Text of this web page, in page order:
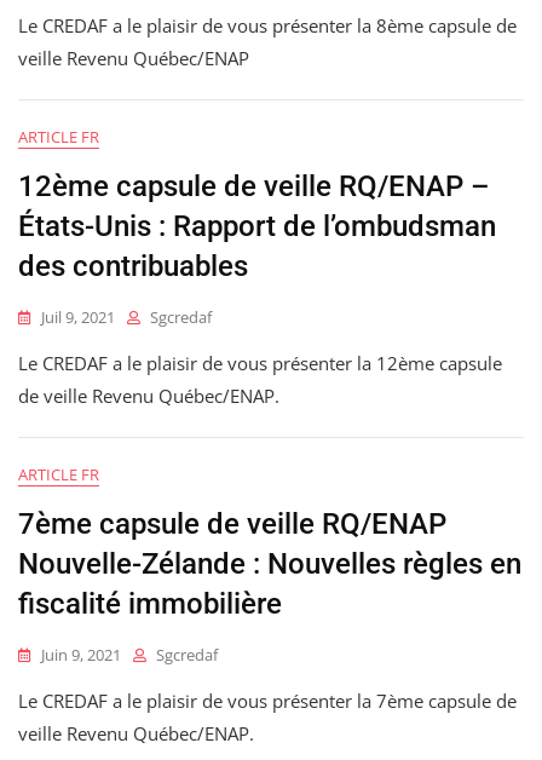
Le CREDAF a le plaisir de vous présenter la 8ème capsule de
veille Revenu Québec/ENAP
ARTICLE FR
12ème capsule de veille RQ/ENAP –
États-Unis : Rapport de l’ombudsman
des contribuables
Juil 9, 2021 Sgcredaf
Le CREDAF a le plaisir de vous présenter la 12ème capsule
de veille Revenu Québec/ENAP.
ARTICLE FR
7ème capsule de veille RQ/ENAP
Nouvelle-Zélande : Nouvelles règles en
fiscalité immobilière
Juin 9, 2021 Sgcredaf
Le CREDAF a le plaisir de vous présenter la 7ème capsule de
veille Revenu Québec/ENAP.